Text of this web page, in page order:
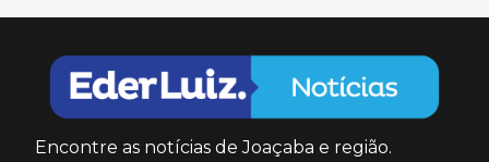
Encontre as notícias de Joaçaba e região.